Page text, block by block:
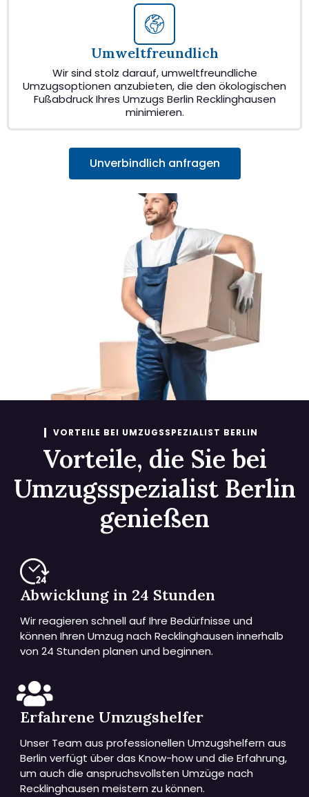
Umweltfreundlich
Wir sind stolz darauf, umweltfreundliche
Umzugsoptionen anzubieten, die den ökologischen
Fußabdruck Ihres Umzugs Berlin Recklinghausen
minimieren.
Unverbindlich anfragen
VORTEILE BEI UMZUGSSPEZIALIST BERLIN
Vorteile, die Sie bei
Umzugsspezialist Berlin
genießen
Abwicklung in 24 Stunden
Wir reagieren schnell auf Ihre Bedürfnisse und
können Ihren Umzug nach Recklinghausen innerhalb
von 24 Stunden planen und beginnen.
Erfahrene Umzugshelfer
Unser Team aus professionellen Umzugshelfern aus
Berlin verfügt über das Know-how und die Erfahrung,
um auch die anspruchsvollsten Umzüge nach
Recklinghausen meistern zu können.